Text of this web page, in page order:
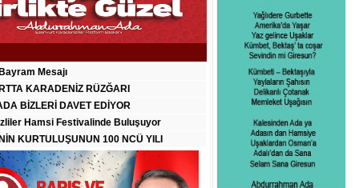
Mesajı
KARADENİZ RÜZĞARI
BİZLERİ DAVET EDİYOR
Hamsi Festivalinde Buluşuyor
KURTULUŞUNUN 100 NCÜ YILI